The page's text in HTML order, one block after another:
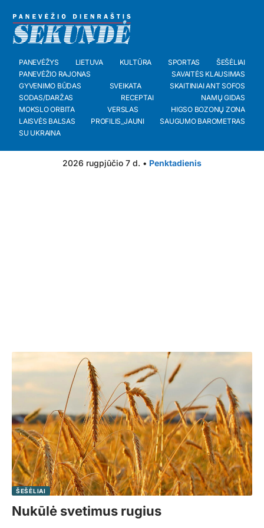
PANEVĖŽYS LIETUVA KULTŪRA SPORTAS
ŠEŠĖLIAI
PANEVĖŽIO RAJONAS
SAVAITĖS KLAUSIMAS
GYVENIMO BŪDAS
SVEIKATA
SKAITINIAI ANT SOFOS
SODAS/DARŽAS
RECEPTAI
NAMŲ GIDAS
MOKSLO ORBITA
VERSLAS
HIGSO BOZONŲ ZONA
LAISVĖS BALSAS
PROFILIS_JAUNI
SAUGUMO BAROMETRAS
SU UKRAINA
2026 rugpjūčio 7 d. • Penktadienis
ŠEŠĖLIAI
Nukūlė svetimus rugius